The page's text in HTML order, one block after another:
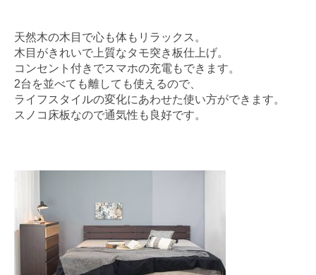
天然木の木目で心も体もリラックス。
木目がきれいで上質なタモ突き板仕上げ。
コンセント付きでスマホの充電もできます。
2台を並べても離しても使えるので、
ライフスタイルの変化にあわせた使い方ができます。
スノコ床板なので通気性も良好です。